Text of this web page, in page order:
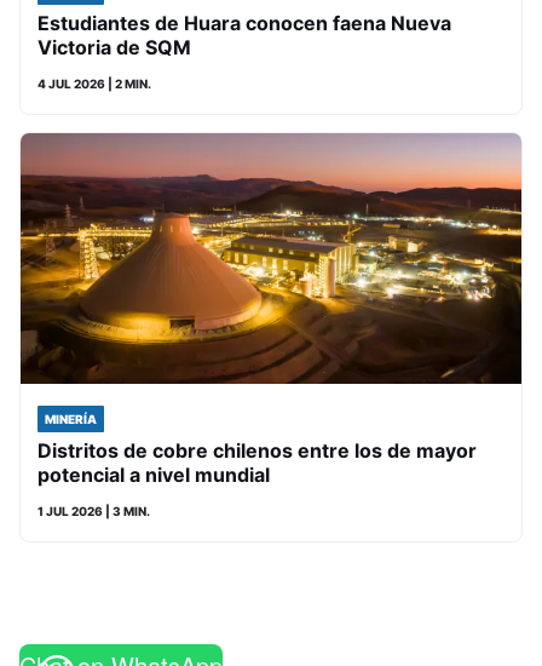
Estudiantes de Huara conocen faena Nueva
Victoria de SQM
4 JUL 2026 | 2 MIN.
MINERÍA
Distritos de cobre chilenos entre los de mayor
potencial a nivel mundial
1 JUL 2026 | 3 MIN.